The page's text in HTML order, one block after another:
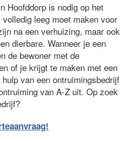
Hoofddorp is nodig op het
leeg moet maken voor
na een verhuizing, maar ook
dierbare. Wanneer je een
de bewoner met de
of je krijgt te maken met een
van een ontruimingsbedrijf
van A-Z uit. Op zoek